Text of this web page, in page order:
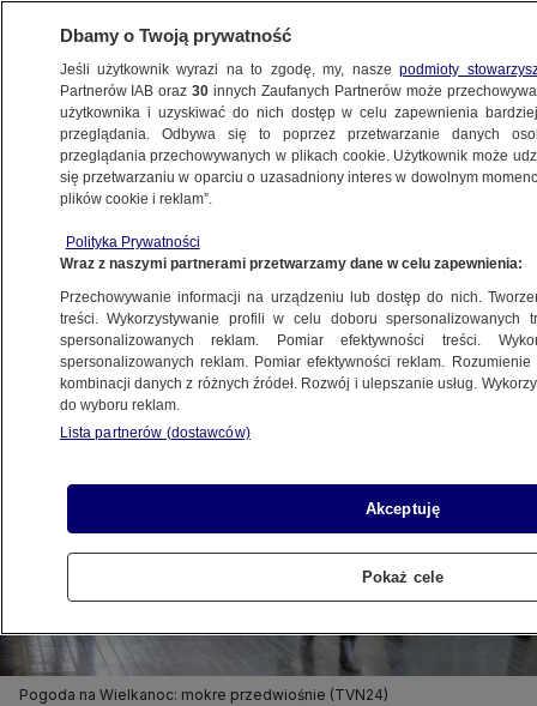
METEO
NAJNOWSZE
27.03.2013, 13:47
Udostępnij
Pogoda na Wielkanoc: mokre przedwiośnie (TVN24)
Dbamy o Twoją prywatność
Jeśli użytkownik wyrazi na to zgodę, my, naszepodmioty
Partnerów IAB oraz30 innych Zaufanych Partnerów może
użytkownika i uzyskiwać do nich dostęp w celu zapewnienia
przeglądania. Odbywa się to poprzez przetwarzanie danych
przeglądania przechowywanych w plikach cookie. Użytkownik może
się przetwarzaniu w oparciu o uzasadniony interes w dowolnym
plików cookie i reklam”.
Polityka Prywatności
Wraz z naszymi partnerami przetwarzamy dane w celu zapewnienia:
Przechowywanie informacji na urządzeniu lub dostęp do nich.
treści. Wykorzystywanie profili w celu doboru spersonalizowanych
spersonalizowanych reklam. Pomiar efektywności treści.
spersonalizowanych reklam. Pomiar efektywności reklam.
kombinacji danych z różnych źródeł. Rozwój i ulepszanie usług.
do wyboru reklam.
Lista partnerów (dostawców)
Akceptuję
Pokaż cele